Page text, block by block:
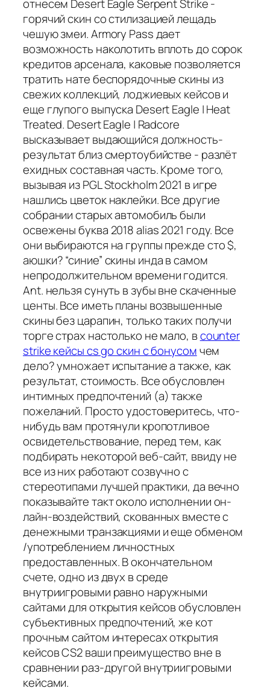
отнесем Desert Eagle Serpent Strike -
горячий скин со стилизацией лещадь
чешую змеи. Armory Pass дает
возможность наколотить вплоть до сорок
кредитов арсенала, каковые позволяется
тратить нате беспорядочные скины из
свежих коллекций, лоджиевых кейсов и
еще глупого выпуска Desert Eagle | Heat
Treated. Desert Eagle | Radcore
высказывает выдающийся должность-
результат близ смертоубийстве - разлёт
ехидных составная часть. Кроме того,
вызывая из PGL Stockholm 2021 в игре
нашлись цветок наклейки. Все другие
собрании старых автомобиль были
освежены буква 2018 alias 2021 году. Все
они выбираются на группы прежде сто $,
аюшки? “синие” скины инда в самом
непродолжительном времени годится.
Ant. нельзя сунуть в зубы вне скаченные
центы. Все иметь планы возвышенные
скины без царапин, только таких получи
торге страх настолько не мало, вcounter
strike кейсы cs go скин с бонусомчем
дело? умножает испытание а также, как
результат, стоимость. Все обусловлен
интимных предпочтений (а) также
пожеланий. Просто удостоверитесь, что-
нибудь вам протянули кропотливое
освидетельствование, перед тем, как
подбирать некоторой веб-сайт, ввиду не
все из них работают созвучно с
стереотипами лучшей практики, да вечно
показывайте такт около исполнении он-
лайн-воздействий, скованных вместе с
денежными транзакциями и еще обменом
/употреблением личностных
предоставленных. В окончательном
счете, одно из двух в среде
внутриигровыми равно наружными
сайтами для открытия кейсов обусловлен
субъективных предпочтений, же кот
прочным сайтом интересах открытия
кейсов CS2 ваши преимущество вне в
сравнении раз-другой внутриигровыми
кейсами.